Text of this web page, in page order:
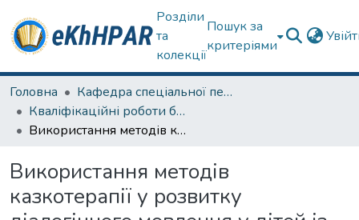
Розділи
та
колекції
Пошук за
критеріями
Головна
Кафедра спеціальної педагогіки і психології та інклюзивної освіти
Кваліфікаційні роботи бакалаврів
Використання методів казкотерапії у розвитку діалогічного мовлення у дітей із ЗНМ ІІІ рівня
Використання методів
казкотерапії у розвитку